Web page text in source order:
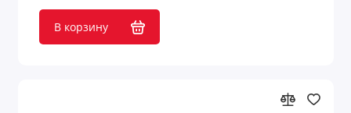
В корзину